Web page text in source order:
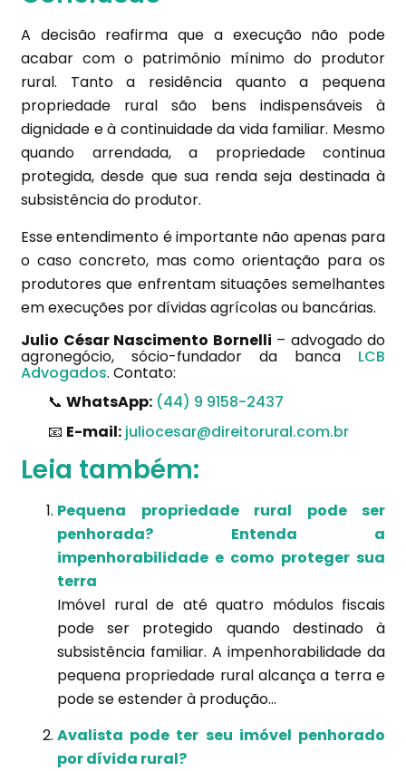
A decisão reafirma que a execução não pode
acabar com o patrimônio mínimo do produtor
rural. Tanto a residência quanto a pequena
propriedade rural são bens indispensáveis à
dignidade e à continuidade da vida familiar. Mesmo
quando arrendada, a propriedade continua
protegida, desde que sua renda seja destinada à
subsistência do produtor.
Esse entendimento é importante não apenas para
o caso concreto, mas como orientação para os
produtores que enfrentam situações semelhantes
em execuções por dívidas agrícolas ou bancárias.
Julio César Nascimento Bornelli – advogado do
agronegócio, sócio-fundador da banca LCB
Advogados. Contato:
📞 WhatsApp: (44) 9 9158-2437
📧 E-mail: juliocesar@direitorural.com.br
Leia também:
Pequena propriedade rural pode ser
penhorada? Entenda a
impenhorabilidade e como proteger sua
terra
Imóvel rural de até quatro módulos fiscais
pode ser protegido quando destinado à
subsistência familiar. A impenhorabilidade da
pequena propriedade rural alcança a terra e
pode se estender à produção...
Avalista pode ter seu imóvel penhorado
por dívida rural?